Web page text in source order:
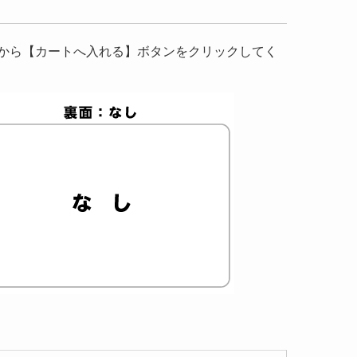
【カートへ入れる】ボタンをクリックしてく